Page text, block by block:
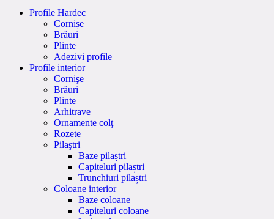
Profile Hardec
Cornișe
Brâuri
Plinte
Adezivi profile
Profile interior
Cornişe
Brâuri
Plinte
Arhitrave
Ornamente colţ
Rozete
Pilaştri
Baze pilaștri
Capiteluri pilaștri
Trunchiuri pilaștri
Coloane interior
Baze coloane
Capiteluri coloane